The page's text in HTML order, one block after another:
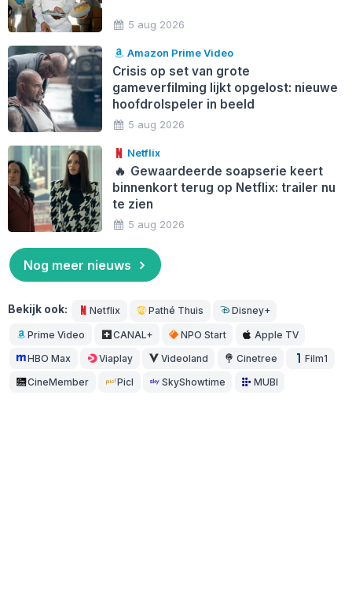
5 aug 2026
Amazon Prime Video
Crisis op set van grote
gameverfilming lijkt opgelost: nieuwe
hoofdrolspeler in beeld
5 aug 2026
Netflix
🔥 Gewaardeerde soapserie keert
binnenkort terug op Netflix: trailer nu
te zien
5 aug 2026
Nog meer nieuws
Bekijk ook: Netflix Pathé Thuis Disney+
Prime Video CANAL+ NPO Start Apple TV
HBO Max Viaplay Videoland Cinetree Film1
CineMember Picl SkyShowtime MUBI